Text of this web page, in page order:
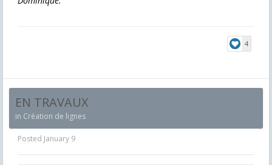
4
EN TRAVAUX
in Création de lignes
Posted January 9